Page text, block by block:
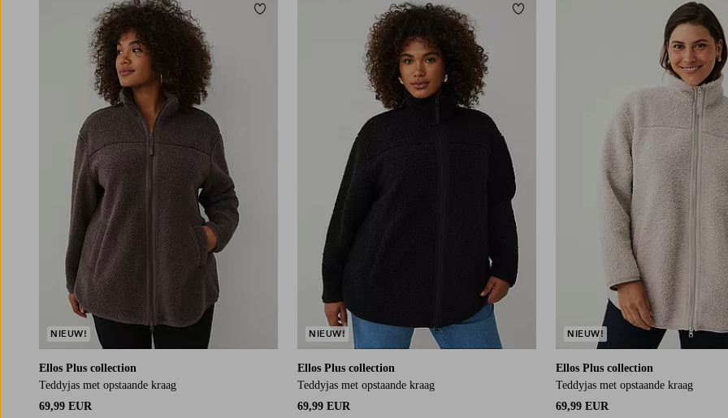
Ellos Plus collection
Teddyjas met opstaande kraag
69,99 EUR
NIEUW!
Toevoegen aan favorieten
3XL4XL
Ellos Plus collection
Teddyjas met opstaande kraag
69,99 EUR
NIEUW!
Toevoegen aan favorieten
4XL
Ellos Plus collection
Teddyjas met opstaande kraag
69,99 EUR
NIEUW!